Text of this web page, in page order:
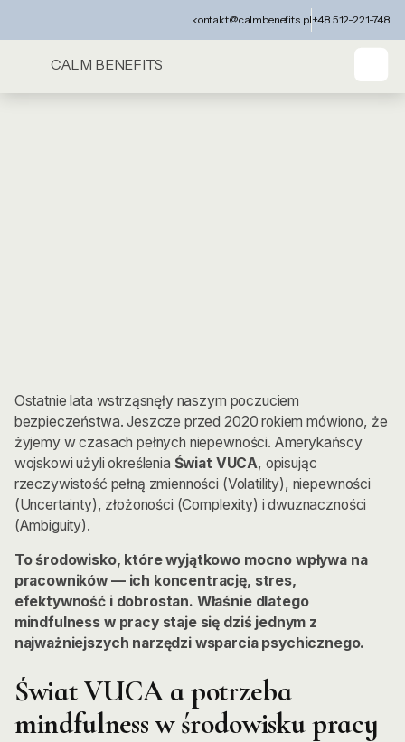
kontakt@calmbenefits.pl+48 512-221-748
CALM BENEFITS
Ostatnie lata wstrząsnęły naszym poczuciem
bezpieczeństwa. Jeszcze przed 2020 rokiem mówiono, że
żyjemy w czasach pełnych niepewności. Amerykańscy
wojskowi użyli określenia Świat VUCA, opisując
rzeczywistość pełną zmienności (Volatility), niepewności
(Uncertainty), złożoności (Complexity) i dwuznaczności
(Ambiguity).
To środowisko, które wyjątkowo mocno wpływa na
pracowników — ich koncentrację, stres,
efektywność i dobrostan. Właśnie dlatego
mindfulness w pracy staje się dziś jednym z
najważniejszych narzędzi wsparcia psychicznego.
Świat VUCA a potrzeba
mindfulness w środowisku pracy